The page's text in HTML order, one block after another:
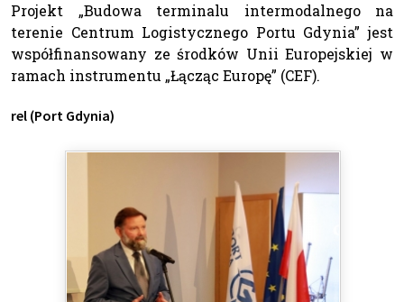
Projekt „Budowa terminalu intermodalnego na
terenie Centrum Logistycznego Portu Gdynia” jest
współfinansowany ze środków Unii Europejskiej w
ramach instrumentu „Łącząc Europę” (CEF).
rel (Port Gdynia)